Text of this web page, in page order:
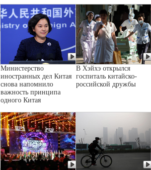
Министерство
иностранных дел Китая
снова напомнило
важность принципа
одного Китая
В Хэйхэ открылся
госпиталь китайско-
российской дружбы